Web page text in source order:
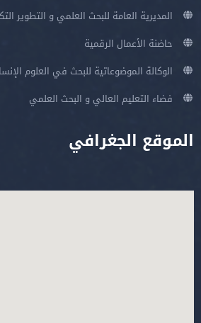
المديرية العامة للبحث العلمي و التطوير
حاضنة الأعمال الرقمية
الوكالة الموضوعاتية للبحث في العلوم
فضاء التعليم العالي و البحث العلمي
الموقع الجغرافي